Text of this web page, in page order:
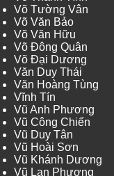
Võ Tường Vân
Võ Văn Bảo
Võ Văn Hữu
Võ Đông Quân
Võ Đại Dương
Văn Duy Thái
Văn Hoàng Tùng
Vĩnh Tín
Vũ Anh Phương
Vũ Công Chiến
Vũ Duy Tân
Vũ Hoài Sơn
Vũ Khánh Dương
Vũ Lan Phương